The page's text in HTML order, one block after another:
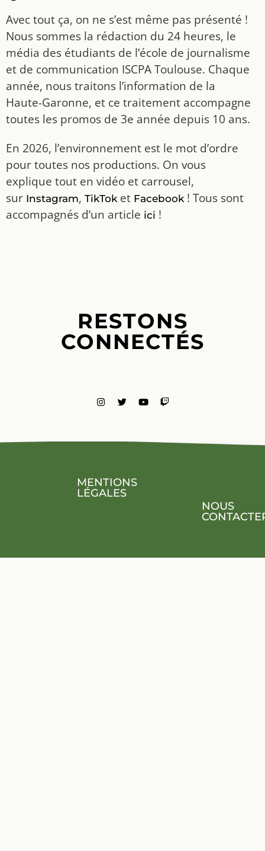
Avec tout ça, on ne s’est même pas présenté !
Nous sommes la rédaction du 24 heures, le
média des étudiants de l’école de journalisme
et de communication ISCPA Toulouse. Chaque
année, nous traitons l’information de la
Haute-Garonne, et ce traitement accompagne
toutes les promos de 3e année depuis 10 ans.
En 2026, l’environnement est le mot d’ordre
pour toutes nos productions. On vous
explique tout en vidéo et carrousel,
sur Instagram, TikToket Facebook! Tous sont
accompagnés d’un article ici !
RESTONS
CONNECTÉS
MENTIONS
LÉGALES
NOUS